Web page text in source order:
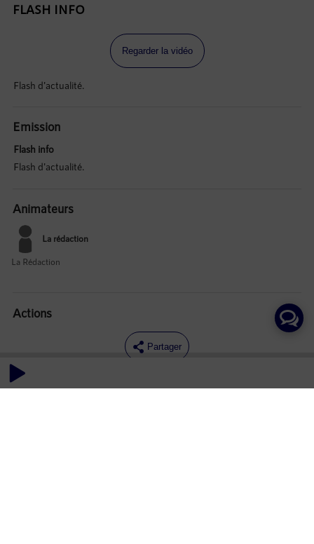
FLASH INFO
Regarder la vidéo
Flash d'actualité.
Emission
Flash info
Flash d'actualité.
Animateurs
La rédaction
La Rédaction
Actions
Partager
Commentaires